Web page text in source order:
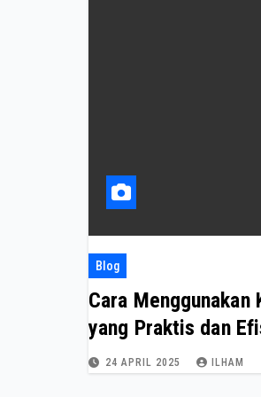
Blog
Cara Menggunakan
yang Praktis dan
24 APRIL 2025 ILHAM